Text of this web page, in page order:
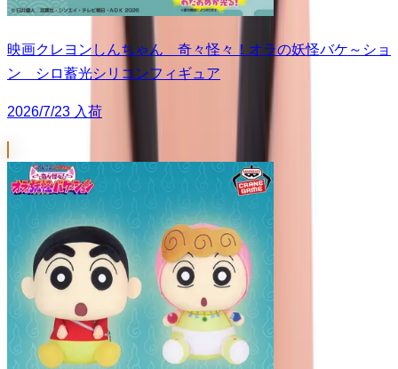
映画クレヨンしんちゃん 奇々怪々！オラの妖怪バケ～ショ
ン シロ蓄光シリコンフィギュア
2026/7/23 入荷